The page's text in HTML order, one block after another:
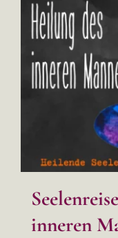
inneren